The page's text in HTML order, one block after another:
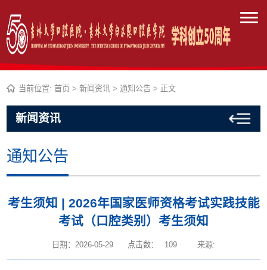
当前位置:首页 >新闻资讯 >通知公告 > 正文
新闻资讯
通知公告
考生须知 | 2026年国家医师资格考试实践技能
考试（口腔类别）考生须知
日期：2026-05-29 点击数： 109 来源: